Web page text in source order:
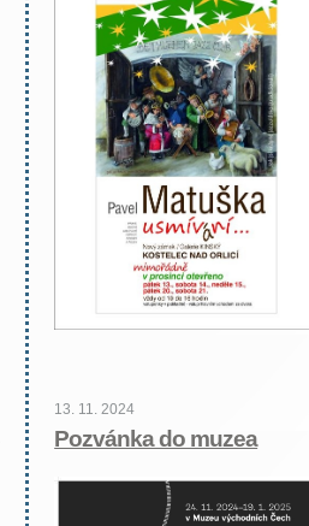
13. 11. 2024
Pozvánka do muzea